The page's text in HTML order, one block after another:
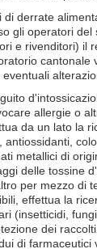
di derrate
gli operatori del
e rivenditori) il
cantonale
allergie o
da un lato la
antiossidanti,
metallici di
delle tossine
per mezzo di
effettua la
(insetticidi,
dei
di farmaceutici